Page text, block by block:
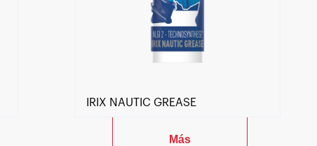
IRIX NAUTIC GREASE
Más